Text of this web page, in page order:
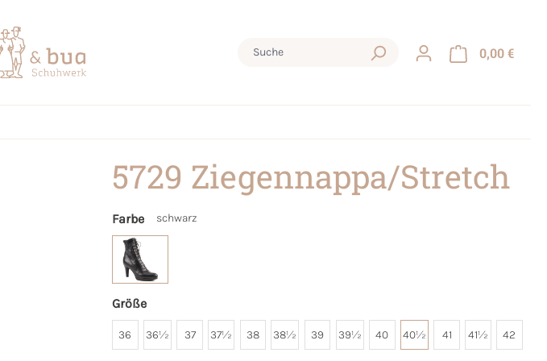
0,00 €
5729 Ziegennappa/Stretch
Farbe schwarz
Größe
36 36½ 37 37½ 38 38½ 39 39½ 40 40½ 41 41½ 42